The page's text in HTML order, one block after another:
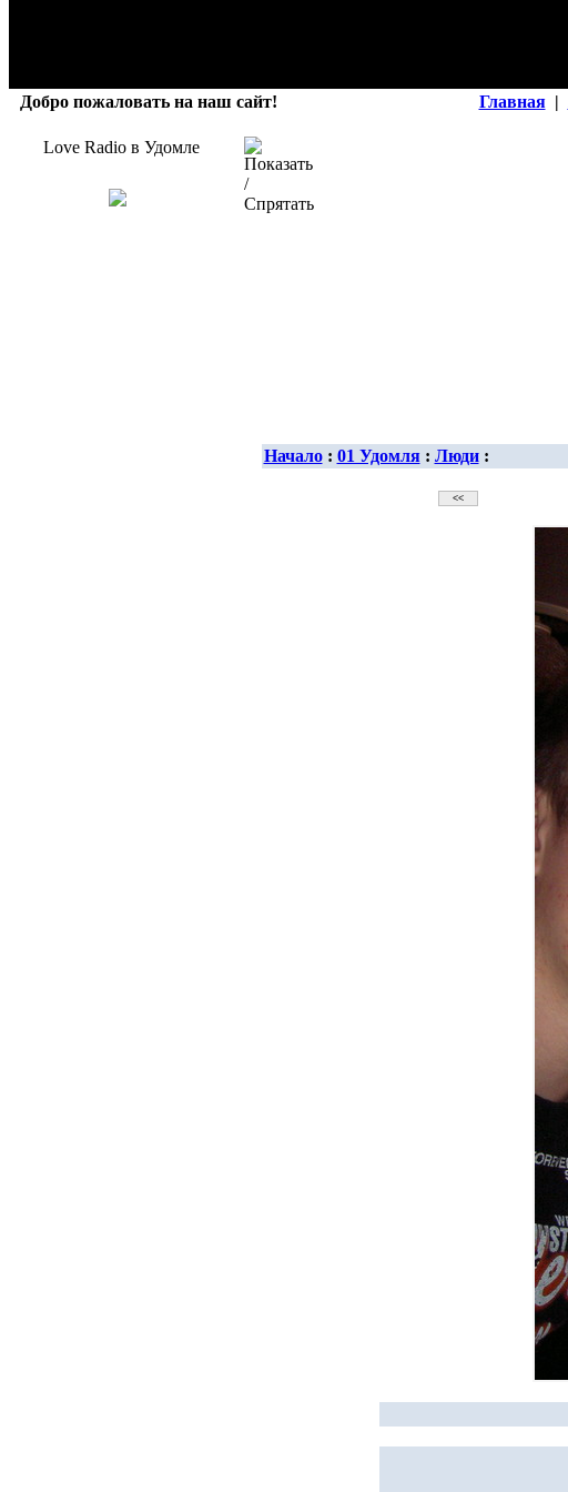
Добро пожаловать на наш сайт! Главная |
Love Radio в Удомле
Начало: 01 Удомля: Люди: